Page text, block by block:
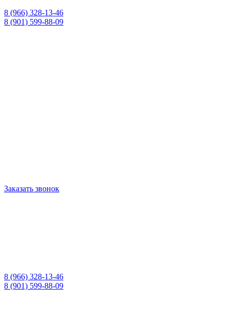
8 (966) 328-13-46
8 (901) 599-88-09
Заказать звонок
8 (966) 328-13-46
8 (901) 599-88-09